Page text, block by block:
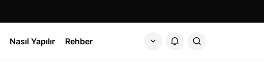
Nasıl Yapılır Rehber